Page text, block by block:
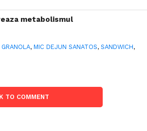
metabolismul
GRANOLA,MIC DEJUN SANATOS,SANDWICH,
TO COMMENT